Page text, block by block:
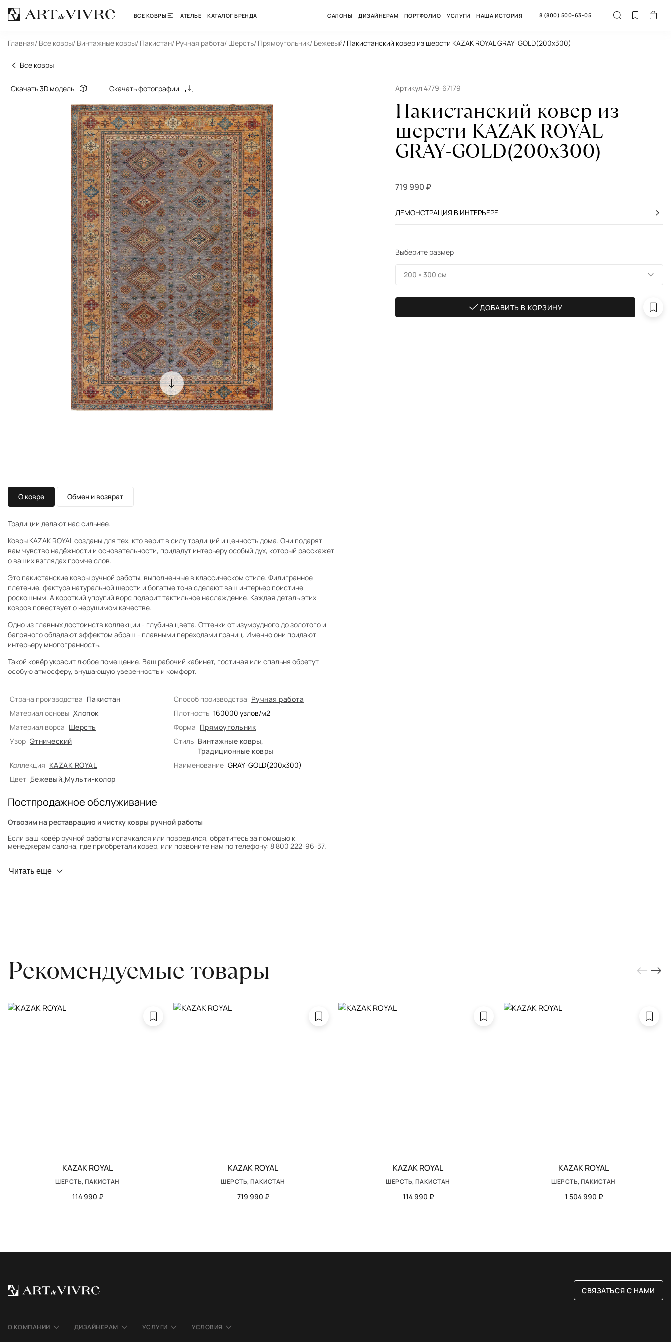
ВСЕ КОВРЫ АТЕЛЬЕ КАТАЛОГ БРЕНДА САЛОНЫ ДИЗАЙНЕРАМ ПОРТФОЛИО УСЛУГИ НАША ИСТОРИЯ 8 (800) 500-63-05
Главная/ Все ковры/ Винтажные ковры/ Пакистан/ Ручная работа/ Шерсть/ Прямоугольник/ Бежевый/ Пакистанский ковер из шерсти KAZAK ROYAL GRAY-GOLD(200x300)
Все ковры
Скачать 3D модель Скачать фотографии
О ковре Обмен и возврат
Традиции делают нас сильнее.
Ковры KAZAK ROYAL созданы для тех, кто верит в силу традиций и ценность дома. Они подарят
вам чувство надёжности и основательности, придадут интерьеру особый дух, который расскажет
о ваших взглядах громче слов.
Это пакистанские ковры ручной работы, выполненные в классическом стиле. Филигранное
плетение, фактура натуральной шерсти и богатые тона сделают ваш интерьер поистине
роскошным. А короткий упругий ворс подарит тактильное наслаждение. Каждая деталь этих
ковров повествует о нерушимом качестве.
Одно из главных достоинств коллекции - глубина цвета. Оттенки от изумрудного до золотого и
багряного обладают эффектом абраш - плавными переходами границ. Именно они придают
интерьеру многогранность.
Такой ковёр украсит любое помещение. Ваш рабочий кабинет, гостиная или спальня обретут
особую атмосферу, внушающую уверенность и комфорт.
Страна производства Пакистан Способ производства Ручная работа
Материал основы Хлопок Плотность 160000 узлов/м2
Материал ворса Шерсть Форма Прямоугольник
Узор Этнический Стиль Винтажные ковры,
Традиционные ковры
Коллекция KAZAK ROYAL Наименование GRAY-GOLD(200x300)
Цвет Бежевый,Мульти-колор
Постпродажное обслуживание
Отвозим на реставрацию и чистку ковры ручной работы
Если ваш ковёр ручной работы испачкался или повредился, обратитесь за помощью к
менеджерам салона, где приобретали ковёр, или позвоните нам по телефону: 8 800 222-96-37.
Профилактика износа
Читать еще
Артикул 4779-67179
Пакистанский ковер из
шерсти KAZAK ROYAL
GRAY-GOLD(200x300)
719 990 ₽
ДЕМОНСТРАЦИЯ В ИНТЕРЬЕРЕ
Выберите размер
200 × 300 см
ДОБАВИТЬ В КОРЗИНУ
Рекомендуемые товары
KAZAK ROYAL
ШЕРСТЬ, ПАКИСТАН
114 990 ₽
KAZAK ROYAL
ШЕРСТЬ, ПАКИСТАН
719 990 ₽
KAZAK ROYAL
ШЕРСТЬ, ПАКИСТАН
114 990 ₽
KAZAK ROYAL
ШЕРСТЬ, ПАКИСТАН
1 504 990 ₽
СВЯЗАТЬСЯ С НАМИ
О КОМПАНИИ ДИЗАЙНЕРАМ УСЛУГИ УСЛОВИЯ